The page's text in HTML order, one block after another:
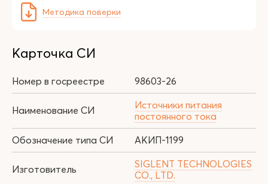
Методика поверки
Карточка СИ
Номер в госреестре 98603-26
Наименование СИ
Источники питания
постоянного тока
Обозначение типа СИ
АКИП-1199
Изготовитель
SIGLENT TECHNOLOGIES
CO., LTD.